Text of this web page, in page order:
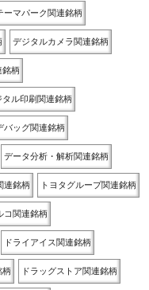
ーマパーク関連銘柄
デジタルカメラ関連銘柄
銘柄
タル印刷関連銘柄
バッグ関連銘柄
データ分析・解析関連銘柄
連銘柄 トヨタグループ関連銘柄
コ関連銘柄
ドライアイス関連銘柄
柄 ドラッグストア関連銘柄